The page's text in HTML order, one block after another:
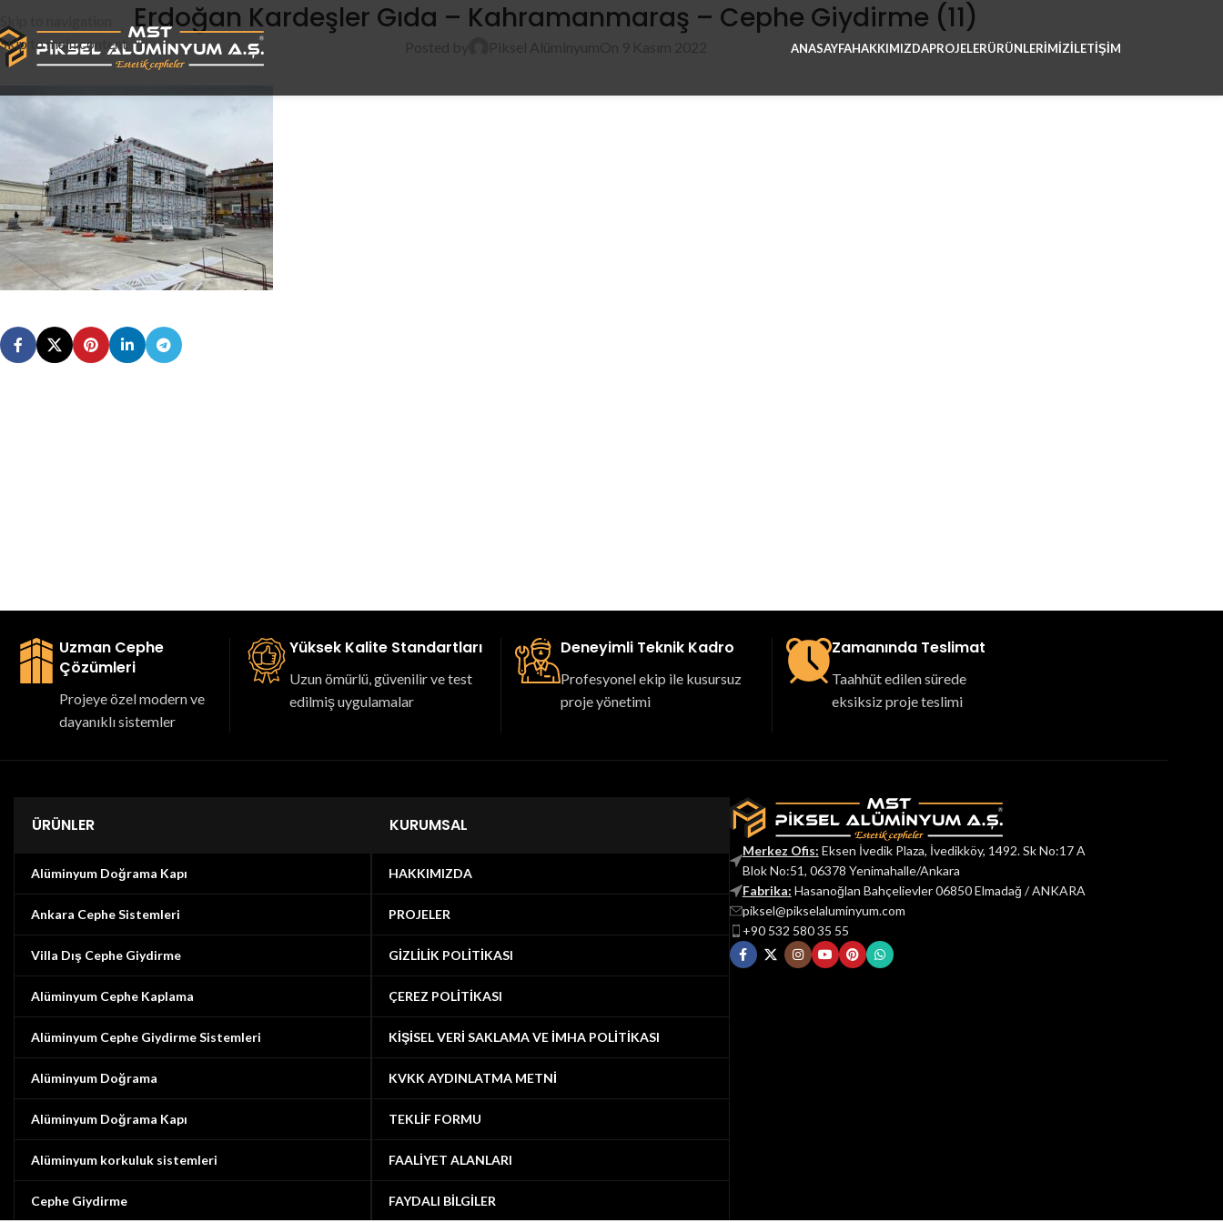
Skip to main content
ANASAYFAHAKKIMIZDAPROJELERÜRÜNLERIMIZİLETİŞİM
Erdoğan Kardeşler Gıda – Kahramanmaraş – Cephe Giydirme (11)
Uzman Cephe
Çözümleri
Projeye özel modern ve
dayanıklı sistemler
Yüksek Kalite Standartları
Uzun ömürlü, güvenilir ve test
edilmiş uygulamalar
Deneyimli Teknik Kadro
Profesyonel ekip ile kusursuz
proje yönetimi
Zamanında Teslimat
Taahhüt edilen sürede
eksiksiz proje teslimi
ÜRÜNLER
Alüminyum Doğrama Kapı
Ankara Cephe Sistemleri
Villa Dış Cephe Giydirme
Alüminyum Cephe Kaplama
Alüminyum Cephe Giydirme Sistemleri
Alüminyum Doğrama
Alüminyum Doğrama Kapı
Alüminyum korkuluk sistemleri
Cephe Giydirme
KURUMSAL
HAKKIMIZDA
PROJELER
GİZLİLİK POLİTİKASI
ÇEREZ POLİTİKASI
KİŞİSEL VERİ SAKLAMA VE İMHA POLİTİKASI
KVKK AYDINLATMA METNİ
TEKLİF FORMU
FAALİYET ALANLARI
FAYDALI BİLGİLER
Merkez Ofis: Eksen İvedik Plaza, İvedikköy, 1492. Sk No:17 A
Blok No:51, 06378 Yenimahalle/Ankara
Fabrika: Hasanoğlan Bahçelievler 06850 Elmadağ / ANKARA
piksel@pikselaluminyum.com
+90 532 580 35 55